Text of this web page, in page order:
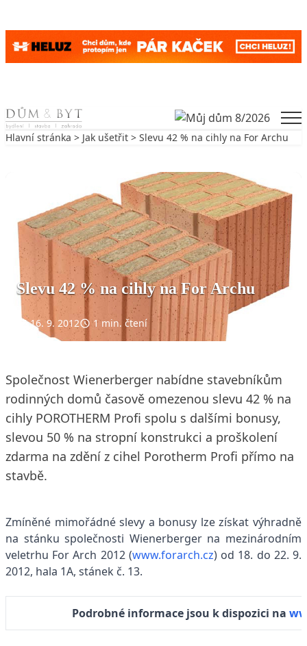
Skip to content
Hlavní stránka > Jak ušetřit > Slevu 42 % na cihly na For Archu
JAK UŠETŘIT
Slevu 42 % na cihly na For Archu
16. 9. 2012 1 min. čtení
Společnost Wienerberger nabídne stavebníkům
rodinných domů časově omezenou slevu 42 % na
cihly POROTHERM Profi spolu s dalšími bonusy,
slevou 50 % na stropní konstrukci a proškolení
zdarma na zdění z cihel Porotherm Profi přímo na
stavbě.
Zmíněné mimořádné slevy a bonusy lze získat výhradně
na stánku společnosti Wienerberger na mezinárodním
veletrhu For Arch 2012 (www.forarch.cz) od 18. do 22. 9.
2012, hala 1A, stánek č. 13.
Podrobné informace jsou k dispozici na